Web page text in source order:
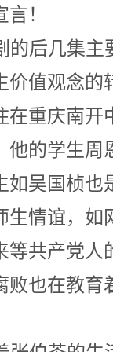
人的
反映了
值观念的
重庆南开
的学生周
吴国桢也
情谊，如
共产党人
也在教育